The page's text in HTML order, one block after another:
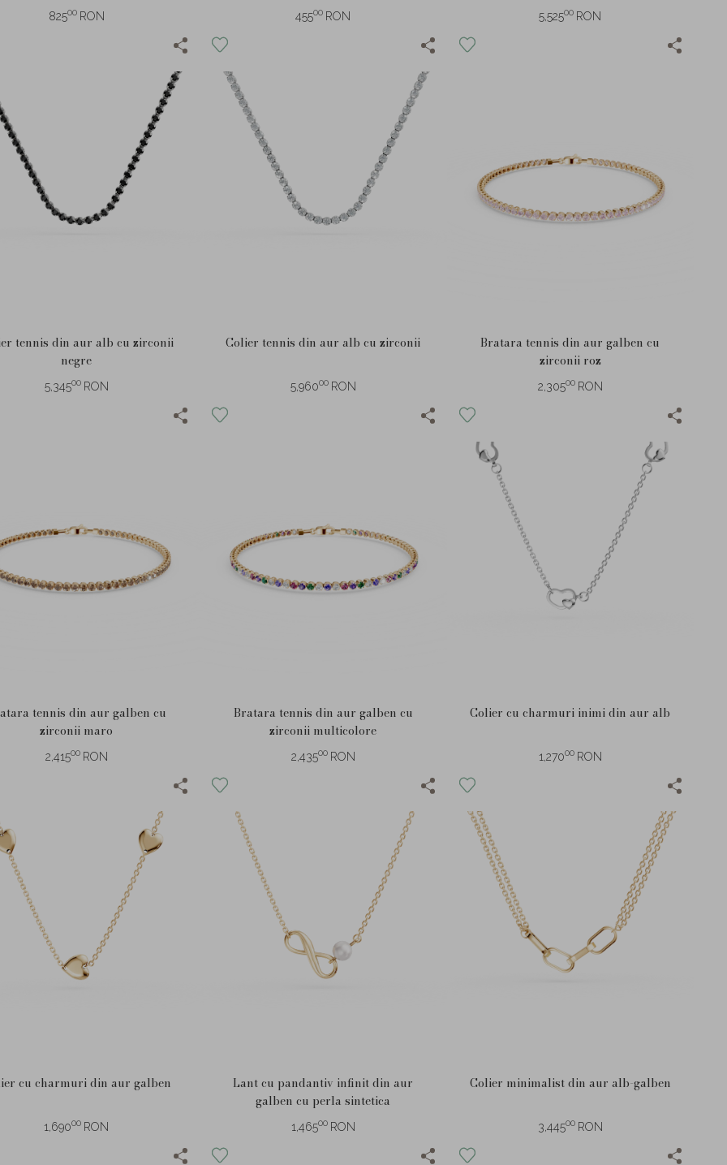
82500 RON 45500 RON 5,52500 RON
tennis din aur alb cu zirconii
negre
5,34500 RON
Colier tennis din aur alb cu zirconii
5,96000 RON
Bratara tennis din aur galben cu
zirconii roz
2,30500 RON
tennis din aur galben cu
zirconii maro
2,41500 RON
Bratara tennis din aur galben cu
zirconii multicolore
2,43500 RON
Colier cu charmuri inimi din aur alb
1,27000 RON
cu charmuri din aur galben
1,69000 RON
Lant cu pandantiv infinit din aur
galben cu perla sintetica
1,46500 RON
Colier minimalist din aur alb-galben
3,44500 RON